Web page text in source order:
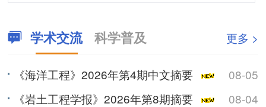
学术交流 科学普及 更多 >
《海洋工程》2026年第4期中文摘要
08-05
《岩土工程学报》2026年第8期摘要
08-04